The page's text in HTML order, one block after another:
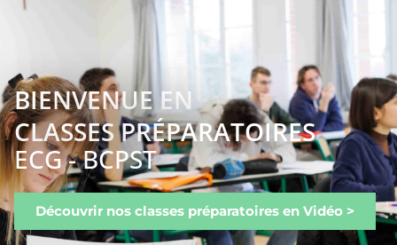
BIENVENUE EN
CLASSES PRÉPARATOIRES
ECG - BCPST
Découvrir nos classes préparatoires en Vidéo >